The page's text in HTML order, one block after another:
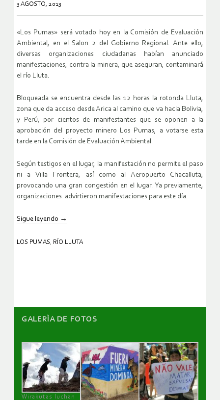
3 AGOSTO, 2013
«Los Pumas» será votado hoy en la Comisión de Evaluación
Ambiental, en el Salon 2 del Gobierno Regional. Ante ello,
diversas organizaciones ciudadanas habían anunciado
manifestaciones, contra la minera, que aseguran, contaminará
el río Lluta.
Bloqueada se encuentra desde las 12 horas la rotonda Lluta,
zona que da acceso desde Arica al camino que va hacia Bolivia,
y Perú, por cientos de manifestantes que se oponen a la
aprobación del proyecto minero Los Pumas, a votarse esta
tarde en la Comisión de Evaluación Ambiental.
Según testigos en el lugar, la manifestación no permite el paso
ni a Villa Frontera, así como al Aeropuerto Chacalluta,
provocando una gran congestión en el lugar. Ya previamente,
organizaciones advirtieron manifestaciones para este día.
Sigue leyendo →
LOS PUMAS, RÍO LLUTA
GALERÌA DE FOTOS
Wirakutas luchan